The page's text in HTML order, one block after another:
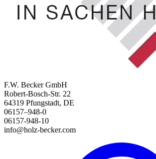
F.W. Becker GmbH
Robert-Bosch-Str. 22
64319 Pfungstadt, DE
06157–948-0
06157-948-10
info@holz-becker.com